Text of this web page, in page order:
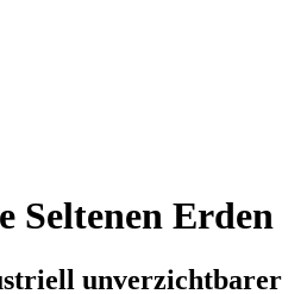
Seltenen Erden
unverzichtbarer